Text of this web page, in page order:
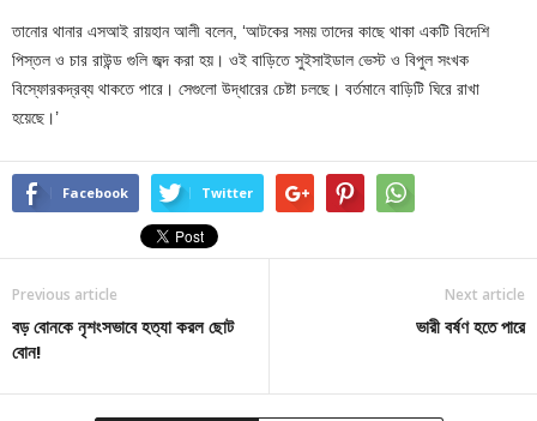
তানোর থানার এসআই রায়হান আলী বলেন, ‘আটকের সময় তাদের কাছে থাকা একটি বিদেশি
পিস্তল ও চার রাউন্ড গুলি জব্দ করা হয়। ওই বাড়িতে সুইসাইডাল ভেস্ট ও বিপুল সংখক
বিস্ফোরকদ্রব্য থাকতে পারে। সেগুলো উদ্ধারের চেষ্টা চলছে। বর্তমানে বাড়িটি ঘিরে রাখা
হয়েছে।’
Facebook Twitter
Previous article
বড় বোনকে নৃশংসভাবে হত্যা করল ছোট
বোন!
Next article
ভারী বর্ষণ হতে পারে